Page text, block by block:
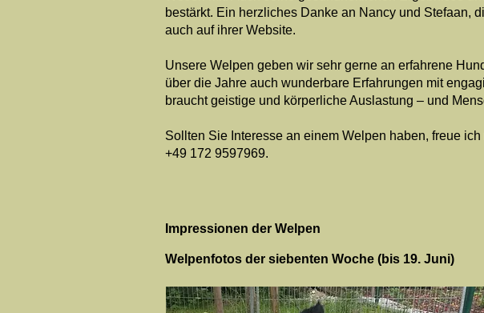
bestärkt. Ein herzliches Danke an Nancy und Stefaan,
auch auf ihrer Website.
Unsere Welpen geben wir sehr gerne an erfahrene
über die Jahre auch wunderbare Erfahrungen mit
braucht geistige und körperliche Auslastung – und
Sollten Sie Interesse an einem Welpen haben, freue
+49 172 9597969.
Impressionen der Welpen
Welpenfotos der siebenten Woche (bis 19. Juni)